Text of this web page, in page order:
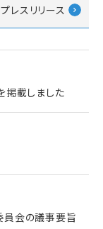
プレスリリース
掲載しました
会の議事要旨